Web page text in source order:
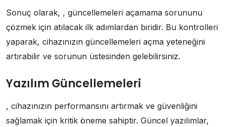
Sonuç olarak, , güncellemeleri açamama sorununu
çözmek için atılacak ilk adımlardan biridir. Bu kontrolleri
yaparak, cihazınızın güncellemeleri açma yeteneğini
artırabilir ve sorunun üstesinden gelebilirsiniz.
Yazılım Güncellemeleri
, cihazınızın performansını artırmak ve güvenliğini
sağlamak için kritik öneme sahiptir. Güncel yazılımlar,